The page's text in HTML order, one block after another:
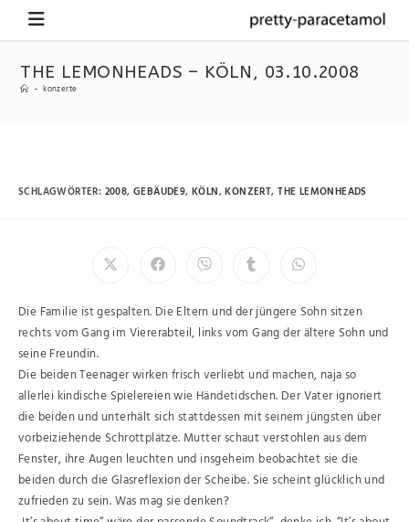
THE LEMONHEADS – KÖLN, 03.10.2008
- konzerte
SCHLAGWÖRTER: 2008, GEBÄUDE9, KÖLN,KONZERT, THE LEMONHEADS
Die Familie ist gespalten. Die Eltern und der jüngere Sohn sitzen
rechts vom Gang im Viererabteil, links vom Gang der ältere Sohn und
seine Freundin.
Die beiden Teenager wirken frisch verliebt und machen, naja so
allerlei kindische Spielereien wie Händetidschen. Der Vater ignoriert
die beiden und unterhält sich stattdessen mit seinem jüngsten über
vorbeiziehende Schrottplätze. Mutter schaut verstohlen aus dem
Fenster, ihre Augen leuchten und insgeheim beobachtet sie die
beiden durch die Glasreflexion der Scheibe. Sie scheint glücklich und
zufrieden zu sein. Was mag sie denken?